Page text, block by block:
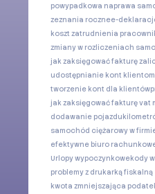
powypadkowa naprawa
zeznania rocznee-
koszt zatrudnienia
zmiany w rozliczeniach
jak zaksięgować fakturę
udostępnianie kont
tworzenie kont dla klientów
jak zaksięgować fakturę vat
dodawanie pojazdu
samochód ciężarowy w
efektywne biuro
Urlopy wypoczynkowekody
problemy z drukarką fiskalną
kwota zmniejszająca